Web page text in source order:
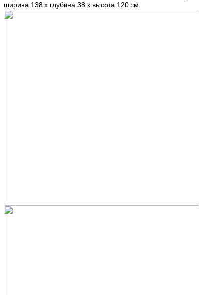
ширина 138 х глубина 38 х высота 120 см.